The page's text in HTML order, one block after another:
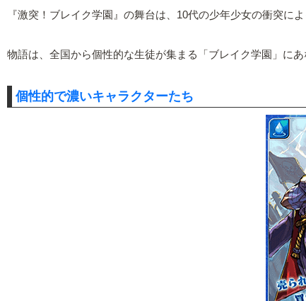
『激突！ブレイク学園』の舞台は、10代の少年少女の衝突に
物語は、全国から個性的な生徒が集まる「ブレイク学園」に
個性的で濃いキャラクターたち